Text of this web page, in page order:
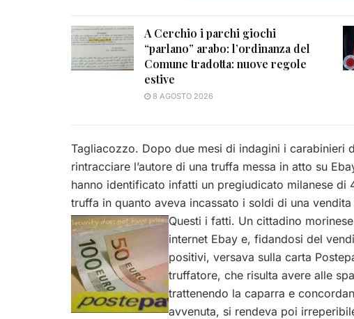
A Cerchio i parchi giochi
“parlano” arabo: l’ordinanza del
Comune tradotta: nuove regole
estive
8 AGOSTO 2026
Tagliacozzo. Dopo due mesi di indagini i carabinieri
rintracciare l’autore di una truffa messa in atto su
hanno identificato infatti un pregiudicato milanese di
truffa in quanto aveva incassato i soldi di una
Questi i fatti. Un cittadino
internet Ebay e, fidandosi del
positivi, versava sulla carta
truffatore, che risulta avere alle
trattenendo la caparra e
avvenuta, si rendeva poi